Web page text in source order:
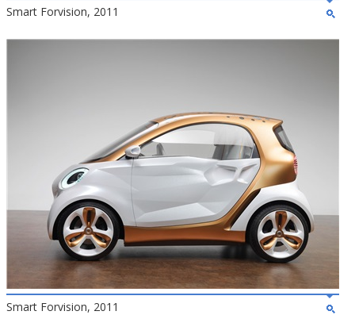
Smart Forvision, 2011
Smart Forvision, 2011